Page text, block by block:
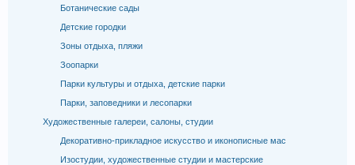
Ботанические сады
Детские городки
Зоны отдыха, пляжи
Зоопарки
Парки культуры и отдыха, детские парки
Парки, заповедники и лесопарки
Художественные галереи, салоны, студии
Декоративно-прикладное искусство и иконописные мас
Изостудии, художественные студии и мастерские